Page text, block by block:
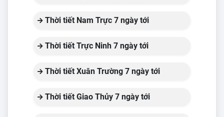
Thời tiết Nam Trực 7 ngày tới
Thời tiết Trực Ninh 7 ngày tới
Thời tiết Xuân Trường 7 ngày tới
Thời tiết Giao Thủy 7 ngày tới